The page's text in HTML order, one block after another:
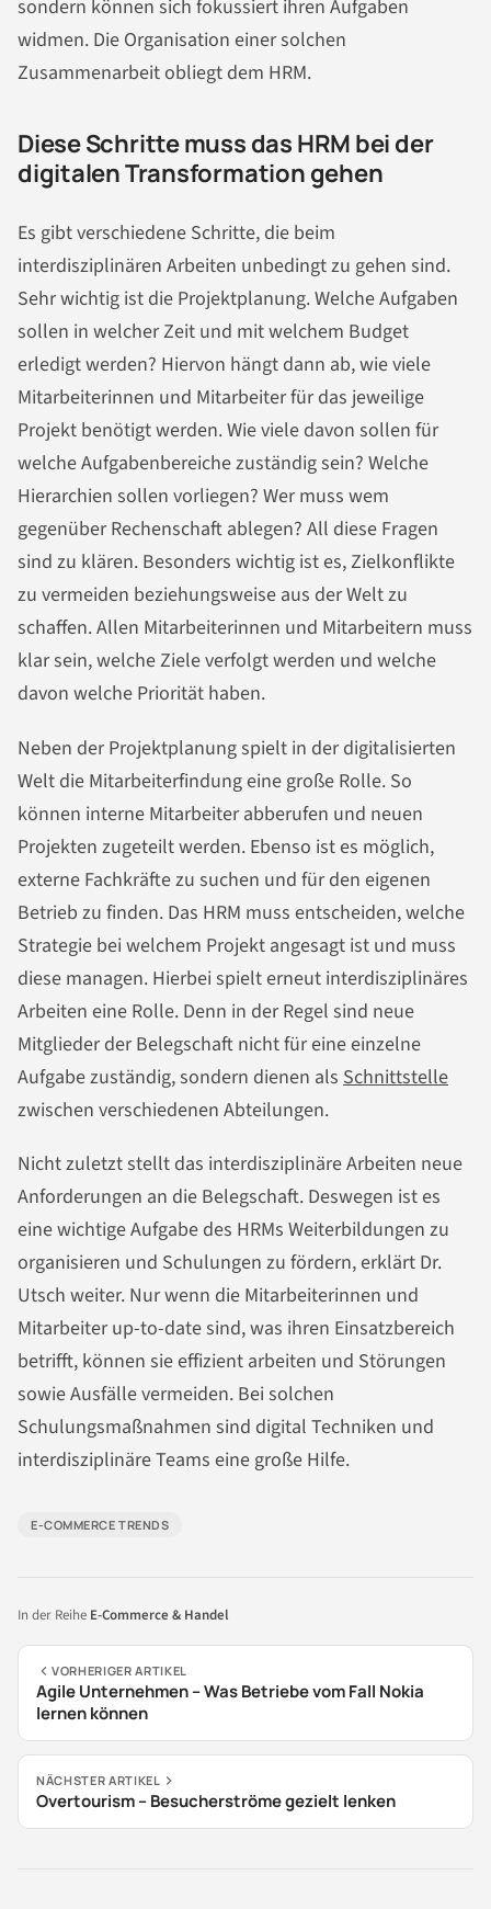
sondern können sich fokussiert ihren Aufgaben
widmen. Die Organisation einer solchen
Zusammenarbeit obliegt dem HRM.
Diese Schritte muss das HRM bei der
digitalen Transformation gehen
Es gibt verschiedene Schritte, die beim
interdisziplinären Arbeiten unbedingt zu gehen sind.
Sehr wichtig ist die Projektplanung. Welche Aufgaben
sollen in welcher Zeit und mit welchem Budget
erledigt werden? Hiervon hängt dann ab, wie viele
Mitarbeiterinnen und Mitarbeiter für das jeweilige
Projekt benötigt werden. Wie viele davon sollen für
welche Aufgabenbereiche zuständig sein? Welche
Hierarchien sollen vorliegen? Wer muss wem
gegenüber Rechenschaft ablegen? All diese Fragen
sind zu klären. Besonders wichtig ist es, Zielkonflikte
zu vermeiden beziehungsweise aus der Welt zu
schaffen. Allen Mitarbeiterinnen und Mitarbeitern muss
klar sein, welche Ziele verfolgt werden und welche
davon welche Priorität haben.
Neben der Projektplanung spielt in der digitalisierten
Welt die Mitarbeiterfindung eine große Rolle. So
können interne Mitarbeiter abberufen und neuen
Projekten zugeteilt werden. Ebenso ist es möglich,
externe Fachkräfte zu suchen und für den eigenen
Betrieb zu finden. Das HRM muss entscheiden, welche
Strategie bei welchem Projekt angesagt ist und muss
diese managen. Hierbei spielt erneut interdisziplinäres
Arbeiten eine Rolle. Denn in der Regel sind neue
Mitglieder der Belegschaft nicht für eine einzelne
Aufgabe zuständig, sondern dienen als Schnittstelle
zwischen verschiedenen Abteilungen.
Nicht zuletzt stellt das interdisziplinäre Arbeiten neue
Anforderungen an die Belegschaft. Deswegen ist es
eine wichtige Aufgabe des HRMs Weiterbildungen zu
organisieren und Schulungen zu fördern, erklärt Dr.
Utsch weiter. Nur wenn die Mitarbeiterinnen und
Mitarbeiter up-to-date sind, was ihren Einsatzbereich
betrifft, können sie effizient arbeiten und Störungen
sowie Ausfälle vermeiden. Bei solchen
Schulungsmaßnahmen sind digital Techniken und
interdisziplinäre Teams eine große Hilfe.
E-COMMERCE TRENDS
In der Reihe E-Commerce & Handel
VORHERIGER ARTIKEL
Agile Unternehmen – Was Betriebe vom Fall Nokia
lernen können
NÄCHSTER ARTIKEL
Overtourism – Besucherströme gezielt lenken